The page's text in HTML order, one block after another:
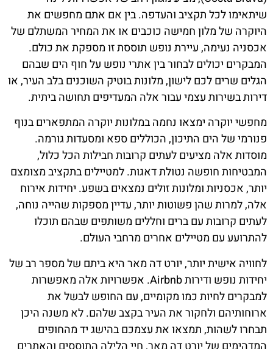
שיתאימו לכל תקציב והעדפה. בין אם אתם מחפשים את
היוקרה של מלון חמישה כוכבים או את המחיר המשתלם של
אכסניה נעימה, עיירת נופש תוססת זו מספקת את כולם.
המבקרים יכולים לבחור בין אתרי נופש על חוף הים שבהם
הגלים שרים לכם לישון, מלונות בוטיק השוכנים בלב העיר, או
דירות בשירות עצמי עבור אלה המעדיפים תחושה ביתית.
מחפשי יוקרה ימצאו נחמה במלונות יוקרה המתפארים בנוף
פנורמי של הים התיכון, הכוללים ספא ומסעדות גורמה.
מוסדות אלה מציעים לעתים קרובות חבילות הכל כלול,
המבטיחות חופשה נטולת דאגות. למטיילים בתקציב מצומצם
יותר, אכסניות ומלונות זולים נמצאים בשפע. יחידות אירוח
אלה, למרות שהן פשוטות יותר, עדיין מספקות שהייה נוחה,
לעתים קרובות עם ברים וחללים משותפים שבהם תוכלו
להתרועע עם מטיילים אחרים מרחבי העולם.
לחוויה אישית יותר, יורט דה מאר היא ביתם של מספר רב של
יחידות נופש ודירות Airbnb. אפשרויות אלה מאפשרות
למבקרים לחיות כמו מקומיים, עם החופש לבשל את
ארוחותיהם ולחקור את העיר בקצב שלהם. לא משנה היכן
תבחרו לשהות, תמצאו את עצמכם בהישג יד מהחופים